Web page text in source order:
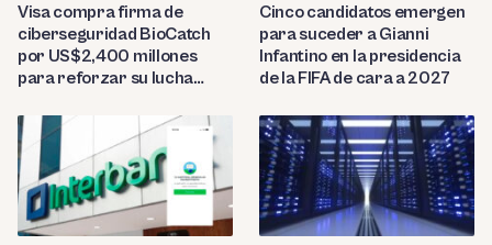
Visa compra firma de
ciberseguridad BioCatch
por US$2,400 millones
para reforzar su lucha
Cinco candidatos emergen
para suceder a Gianni
Infantino en la presidencia
de la FIFA de cara a 2027